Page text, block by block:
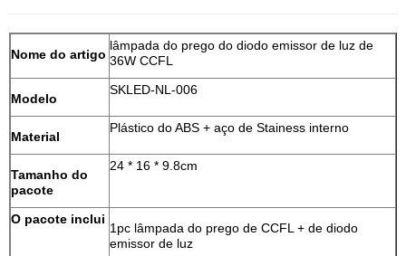
Nome do artigo
lâmpada do prego do diodo emissor de luz de
36W CCFL
Modelo
SKLED-NL-006
Material
Plástico do ABS + aço de Stainess interno
Tamanho do
pacote
24 * 16 * 9.8cm
O pacote inclui
1pc lâmpada do prego de CCFL + de diodo
emissor de luz